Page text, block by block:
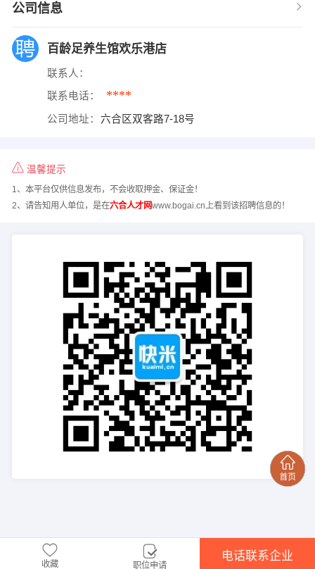
公司信息
百龄足养生馆欢乐港店
联系人：
联系电话： ****
公司地址： 六合区双客路7-18号
温馨提示
1、本平台仅供信息发布，不会收取押金、保证金！
2、请告知用人单位，是在六合人才网www.bogai.cn上看到该招聘信息的！
收藏 职位申请
电话联系企业